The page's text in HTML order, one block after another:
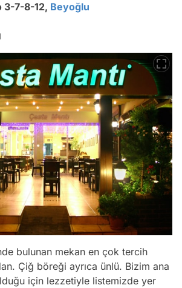
3-7-8-12, Beyoğlu
bulunan mekan en çok tercih
Çiğ böreği ayrıca ünlü. Bizim ana
için lezzetiyle listemizde yer